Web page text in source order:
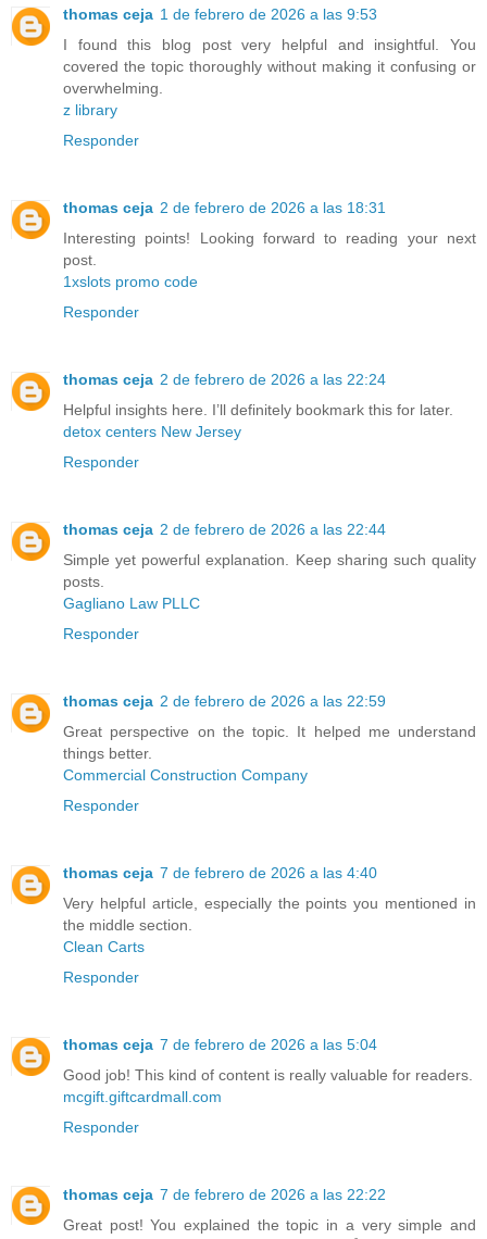
thomas ceja 1 de febrero de 2026 a las 9:53
I found this blog post very helpful and insightful. You
covered the topic thoroughly without making it confusing or
overwhelming.
z library
Responder
thomas ceja 2 de febrero de 2026 a las 18:31
Interesting points! Looking forward to reading your next
post.
1xslots promo code
Responder
thomas ceja 2 de febrero de 2026 a las 22:24
Helpful insights here. I’ll definitely bookmark this for later.
detox centers New Jersey
Responder
thomas ceja 2 de febrero de 2026 a las 22:44
Simple yet powerful explanation. Keep sharing such quality
posts.
Gagliano Law PLLC
Responder
thomas ceja 2 de febrero de 2026 a las 22:59
Great perspective on the topic. It helped me understand
things better.
Commercial Construction Company
Responder
thomas ceja 7 de febrero de 2026 a las 4:40
Very helpful article, especially the points you mentioned in
the middle section.
Clean Carts
Responder
thomas ceja 7 de febrero de 2026 a las 5:04
Good job! This kind of content is really valuable for readers.
mcgift.giftcardmall.com
Responder
thomas ceja 7 de febrero de 2026 a las 22:22
Great post! You explained the topic in a very simple and